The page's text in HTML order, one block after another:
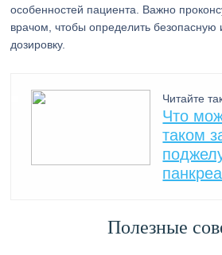
особенностей пациента. Важно
врачом, чтобы определить
дозировку.
Читайте
Что
таком
Полезные